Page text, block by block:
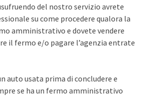
del nostro servizio avrete
su come procedere qualora la
amministrativo e dovete vendere
il fermo e/o pagare l’agenzia entrate
auto usata prima di concludere e
se ha un fermo amministrativo